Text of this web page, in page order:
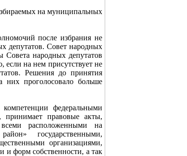
на муниципальных
после избрания не
депутатов. Совет народных
Совета народных депутатов
если на нем присутствует не
Решения до принятия
них проголосовало больше
федеральными
принимает правовые акты,
расположенными на
государственными,
организациями,
и форм собственности, а так